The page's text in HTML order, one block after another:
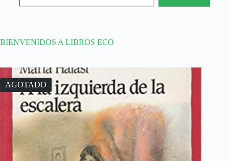
BIENVENIDOS A LIBROS ECO
AGOTADO